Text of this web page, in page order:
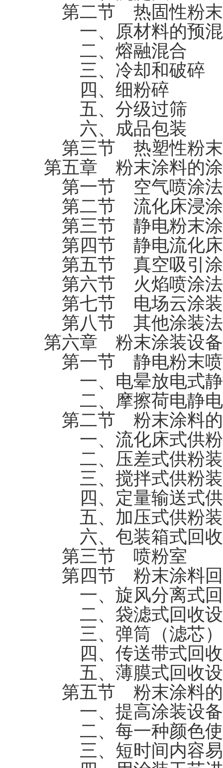
第二节 热固性粉末
一、原材料的预
二、熔融混合
三、冷却和破碎
四、细粉碎
五、分级过筛
六、成品包装
第三节 热塑性粉末
第五章 粉末涂料的
第一节 空气喷涂法
第二节 流化床浸
第三节 静电粉末
第四节 静电流化床
第五节 真空吸引
第六节 火焰喷涂法
第七节 电场云涂
第八节 其他涂装法
第六章 粉末涂装设备
第一节 静电粉末
一、电晕放电式静
二、摩擦荷电静电
第二节 粉末涂料的
一、流化床式供粉
二、压差式供粉
三、搅拌式供粉
四、定量输送式供
五、加压式供粉
六、包装箱式回收
第三节 喷粉室
第四节 粉末涂料回
一、旋风分离式回
二、袋滤式回收
三、弹筒（滤芯）
四、传送带式回收
五、薄膜式回收
第五节 粉末涂料的
一、提高涂装设备
二、每一种颜色使
三、短时间内容易